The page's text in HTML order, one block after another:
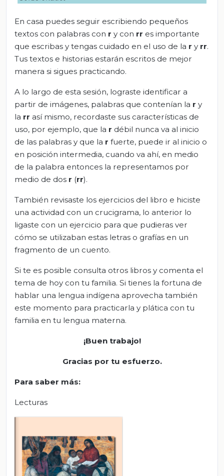
En casa puedes seguir escribiendo pequeños
textos con palabras con r y con rr es importante
que escribas y tengas cuidado en el uso de la r y rr.
Tus textos e historias estarán escritos de mejor
manera si sigues practicando.
A lo largo de esta sesión, lograste identificar a
partir de imágenes, palabras que contenían la r y
la rr así mismo, recordaste sus características de
uso, por ejemplo, que la r débil nunca va al inicio
de las palabras y que la r fuerte, puede ir al inicio o
en posición intermedia, cuando va ahí, en medio
de la palabra entonces la representamos por
medio de dos r (rr).
También revisaste los ejercicios del libro e hiciste
una actividad con un crucigrama, lo anterior lo
ligaste con un ejercicio para que pudieras ver
cómo se utilizaban estas letras o grafías en un
fragmento de un cuento.
Si te es posible consulta otros libros y comenta el
tema de hoy con tu familia. Si tienes la fortuna de
hablar una lengua indígena aprovecha también
este momento para practicarla y plática con tu
familia en tu lengua materna.
¡Buen trabajo!
Gracias por tu esfuerzo.
Para saber más:
Lecturas